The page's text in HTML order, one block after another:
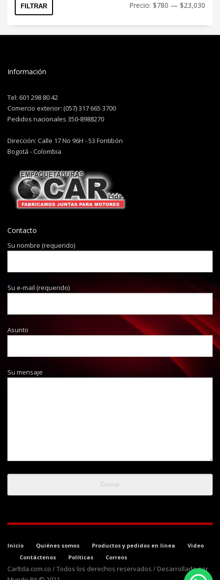
FILTRAR Precio: $780 — $23,030
Información
Tel: 601 298 80 42
Comercio exterior: (057) 317 665 3700
Pedidos nacionales 350-8988270
Dirección: Calle 17 No 96H - 53 Fontibón
Bogotá - Colombia
Contacto
Su nombre (requerido)
Su e-mail (requerido)
Asunto
Su mensaje
Inicio Quiénes somos Productos y pedidos en linea
Video
Contáctenos
Políticas Correos
Carltda.com.co / Todos los derechos reservados / Desarrollado por